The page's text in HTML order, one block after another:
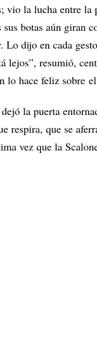
vio la lucha entre
botas aún giran
Lo dijo en cada
lejos”, resumió,
lo hace feliz sobre
la puerta
respira, que se
vez que la